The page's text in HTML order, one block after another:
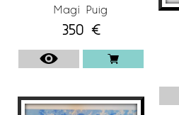
Magí Puig
350 €